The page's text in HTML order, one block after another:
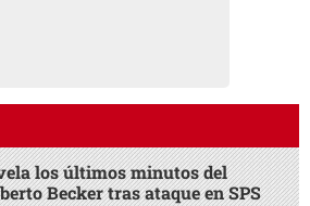
los últimos minutos del
Becker tras ataque en SPS